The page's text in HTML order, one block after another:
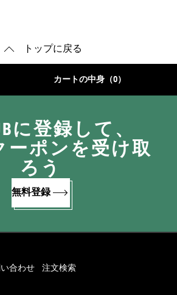
トップに戻る
カートの中身（0）
に登録して、
ーポンを受け取
ろう
無料登録
合わせ 注文検索